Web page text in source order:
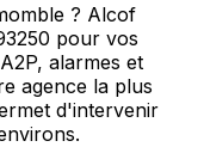
? Alcof
pour vos
alarmes et
agence la plus
d'intervenir